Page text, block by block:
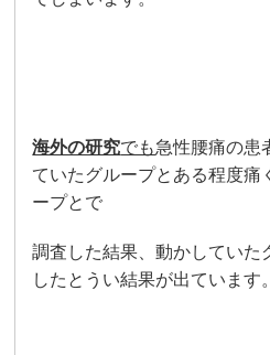
海外の研究でも急性腰痛の患
ていたグループとある程度痛
ープとで
調査した結果、動かしていた
したとうい結果が出ています。